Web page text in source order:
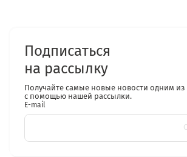
Подписаться
на рассылку
Получайте самые новые новости одним
с помощью нашей рассылки.
E-mail